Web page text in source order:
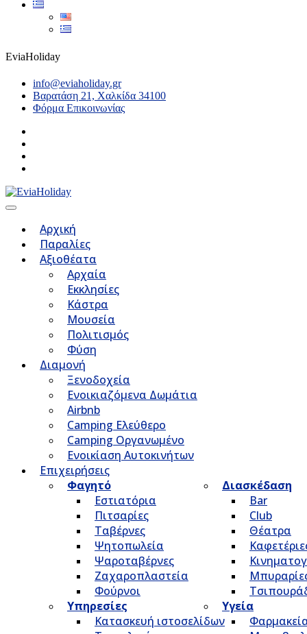
EviaHoliday
info@eviaholiday.gr
Βαρατάση 21, Χαλκίδα 34100
Φόρμα Επικοινωνίας
Αρχική
Παραλίες
Αξιοθέατα
Αρχαία
Εκκλησίες
Κάστρα
Μουσεία
Πολιτισμός
Φύση
Διαμονή
Ξενοδοχεία
Ενοικιαζόμενα Δωμάτια
Airbnb
Camping Ελεύθερο
Camping Οργανωμένο
Ενοικίαση Αυτοκινήτων
Επιχειρήσεις
Φαγητό
Εστιατόρια
Πιτσαρίες
Ταβέρνες
Ψητοπωλεία
Ψαροταβέρνες
Ζαχαροπλαστεία
Φούρνοι
Διασκέδαση
Bar
Club
Θέατρα
Υπηρεσίες
Κατασκευή ιστοσελίδων
Υγεία